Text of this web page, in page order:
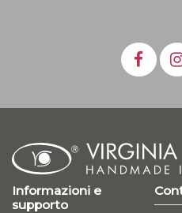
Informazioni e
supporto